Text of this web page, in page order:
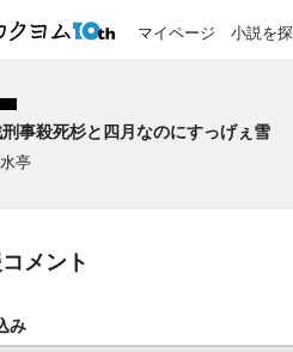
マイページ 小説を
事殺死杉と四月なのにすっげぇ雪
亭
メント
み